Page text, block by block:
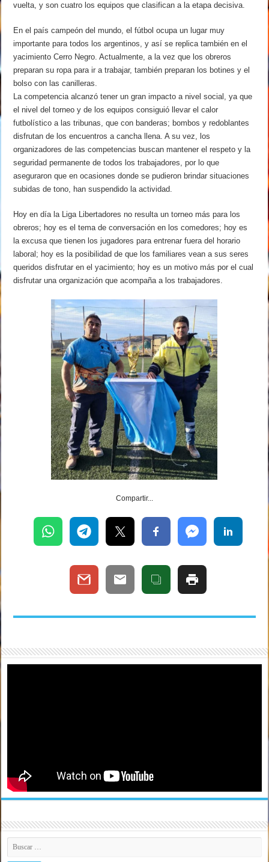
vuelta, y son cuatro los equipos que clasifican a la etapa decisiva.
En el país campeón del mundo, el fútbol ocupa un lugar muy
importante para todos los argentinos, y así se replica también en el
yacimiento Cerro Negro. Actualmente, a la vez que los obreros
preparan su ropa para ir a trabajar, también preparan los botines y el
bolso con las canilleras.
La competencia alcanzó tener un gran impacto a nivel social, ya que
el nivel del torneo y de los equipos consiguió llevar el calor
futbolístico a las tribunas, que con banderas; bombos y redoblantes
disfrutan de los encuentros a cancha llena. A su vez, los
organizadores de las competencias buscan mantener el respeto y la
seguridad permanente de todos los trabajadores, por lo que
aseguraron que en ocasiones donde se pudieron brindar situaciones
subidas de tono, han suspendido la actividad.
Hoy en día la Liga Libertadores no resulta un torneo más para los
obreros; hoy es el tema de conversación en los comedores; hoy es
la excusa que tienen los jugadores para entrenar fuera del horario
laboral; hoy es la posibilidad de que los familiares vean a sus seres
queridos disfrutar en el yacimiento; hoy es un motivo más por el cual
disfrutar una organización que acompaña a los trabajadores.
Compartir...